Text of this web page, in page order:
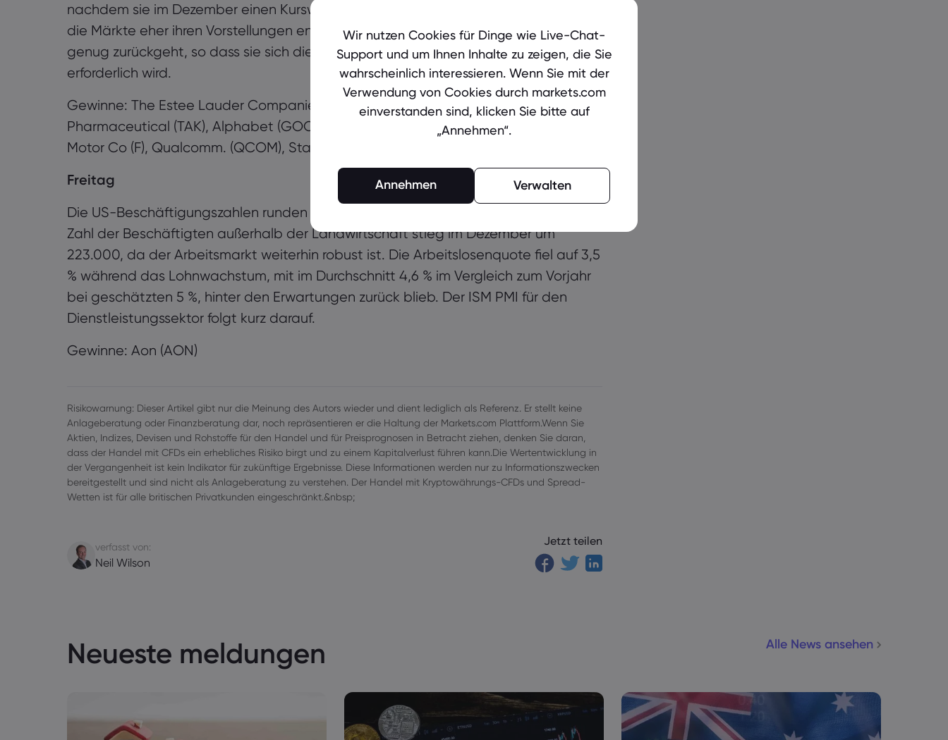
nachdem sie im Dezember einen Kurswechsel vollzogen hatte. Die BoE sagt, dass
die Märkte eher ihren Vorstellungen entsprechen, aber die Inflation nicht schnell
genug zurückgeht, so dass sie sich die Möglichkeit frei hält, mehr zu tun, wenn es
erforderlich wird.
Gewinne: The Estee Lauder Companies (EL), Merck & Co (MRK), Takeda
Pharmaceutical (TAK), Alphabet (GOOGL), Amazon.com (AMZN), Apple (AAPL), Ford
Motor Co (F), Qualcomm. (QCOM), Starbucks (SBUX)
Freitag
Die US-Beschäftigungszahlen runden die geschäftigste Woche des Jahres ab. Die
Zahl der Beschäftigten außerhalb der Landwirtschaft stieg im Dezember um
223.000, da der Arbeitsmarkt weiterhin robust ist. Die Arbeitslosenquote fiel auf 3,5
% während das Lohnwachstum, mit im Durchschnitt 4,6 % im Vergleich zum Vorjahr
bei geschätzten 5 %, hinter den Erwartungen zurück blieb. Der ISM PMI für den
Dienstleistungssektor folgt kurz darauf.
Gewinne: Aon (AON)
Risikowarnung: Dieser Artikel gibt nur die Meinung des Autors wieder und dient lediglich als Referenz. Er stellt keine
Anlageberatung oder Finanzberatung dar, noch repräsentieren er die Haltung der Markets.com Plattform.Wenn Sie
Aktien, Indizes, Devisen und Rohstoffe für den Handel und für Preisprognosen in Betracht ziehen, denken Sie daran,
dass der Handel mit CFDs ein erhebliches Risiko birgt und zu einem Kapitalverlust führen kann.Die Wertentwicklung in
der Vergangenheit ist kein Indikator für zukünftige Ergebnisse. Diese Informationen werden nur zu Informationszwecken
bereitgestellt und sind nicht als Anlageberatung zu verstehen. Der Handel mit Kryptowährungs-CFDs und Spread-
Wetten ist für alle britischen Privatkunden eingeschränkt.&nbsp;
verfasst von:
Neil Wilson
Jetzt teilen
Neueste meldungen Alle News ansehen
Wir nutzen Cookies für Dinge wie Live-Chat-
Support und um Ihnen Inhalte zu zeigen, die Sie
wahrscheinlich interessieren. Wenn Sie mit der
Verwendung von Cookies durch markets.com
einverstanden sind, klicken Sie bitte auf
„Annehmen“.
Annehmen Verwalten